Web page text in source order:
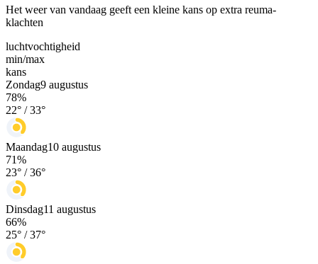
Het weer van vandaag geeft een kleine kans op extra reuma-
klachten
luchtvochtigheid
min/max
kans
Zondag9 augustus
78%
22° /33°
Maandag10 augustus
71%
23° /36°
Dinsdag11 augustus
66%
25° /37°